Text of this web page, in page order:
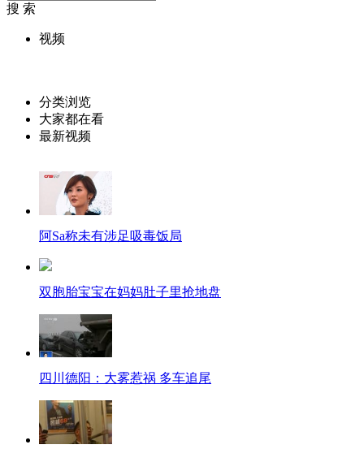
搜 索
视频
分类浏览
大家都在看
最新视频
阿Sa称未有涉足吸毒饭局
双胞胎宝宝在妈妈肚子里抢地盘
四川德阳：大雾惹祸 多车追尾